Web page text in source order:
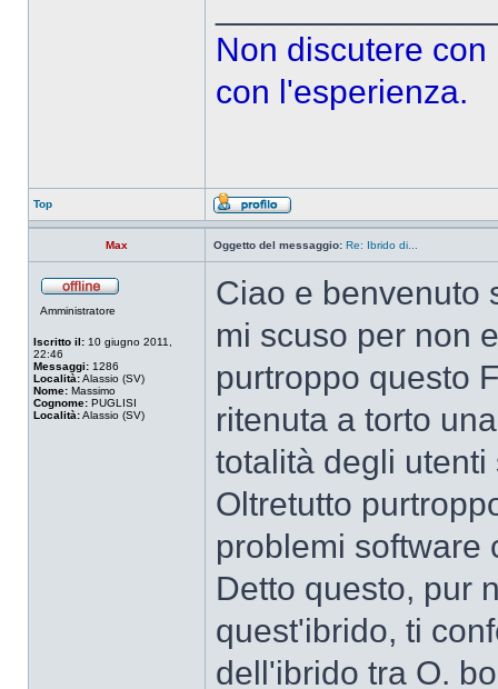
Non discutere
con l'esperienza.
Top
Max Oggetto del messaggio: Re: Ibrido di...
Amministratore
Iscritto il: 10 giugno 2011,
22:46
Messaggi: 1286
Località:Alassio (SV)
Nome: Massimo
Cognome: PUGLISI
Località:Alassio (SV)
Ciao e benvenuto
mi scuso per non
purtroppo questo
ritenuta a torto
totalità degli
Oltretutto
problemi software
Detto questo, pur
quest'ibrido, ti
dell'ibrido tra O.